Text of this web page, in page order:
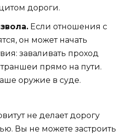
дороги.
Если отношения с
он может начать
заваливать проход
прямо на пути.
оружие в суде.
не делает дорогу
Вы не можете застроить